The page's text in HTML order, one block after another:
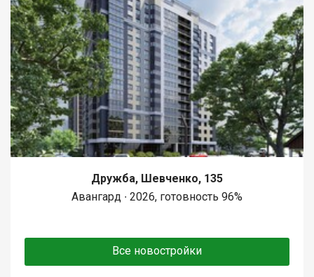
Дружба, Шевченко, 135
Авангард ∙ 2026, готовность 96%
Все новостройки